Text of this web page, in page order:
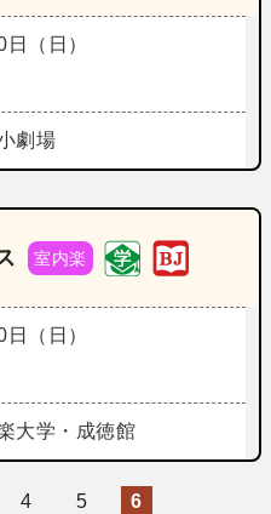
（日）
劇場
室内楽
（日）
大学・成徳館
4 5
6